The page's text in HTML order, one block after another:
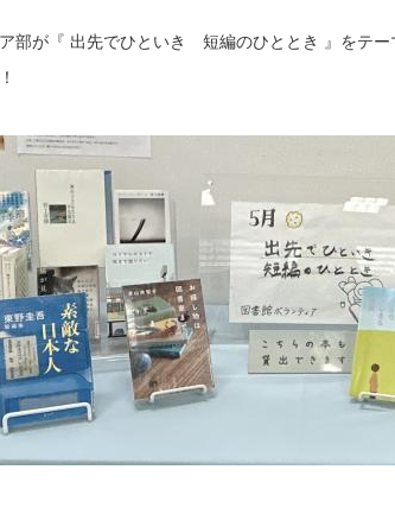
部が『 出先でひといき 短編のひととき 』をテー